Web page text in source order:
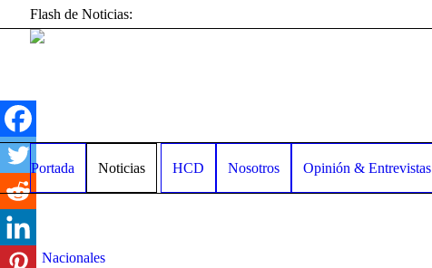
Flash de Noticias:
Portada Noticias HCD Nosotros Opinión & Entrevistas
Nacionales